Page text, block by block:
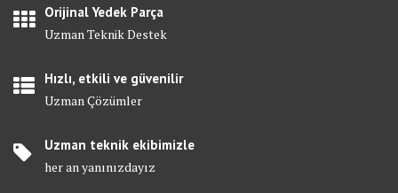
Orijinal Yedek Parça
Uzman Teknik Destek
Hızlı, etkili ve güvenilir
Uzman Çözümler
Uzman teknik ekibimizle
her an yanınızdayız